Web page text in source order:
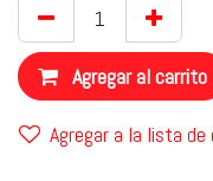
Agregar al carrito
Agregar a la lista de